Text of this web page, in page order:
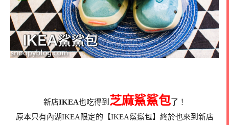
新店IKEA也吃得到 芝麻鯊鯊包了！
原本只有內湖IKEA限定的【IKEA鯊鯊包】終於也來到新店